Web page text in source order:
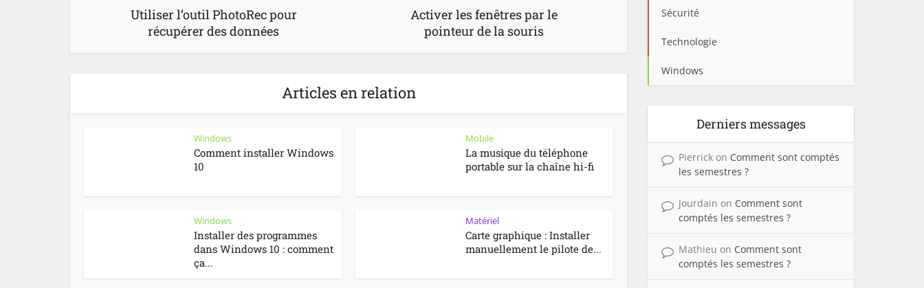
Utiliser l’outil PhotoRec pour
récupérer des données
Activer les fenêtres par le
pointeur de la souris
Articles en relation
Windows
Comment installer Windows
10
Mobile
La musique du téléphone
portable sur la chaîne hi-fi
Windows
Installer des programmes
dans Windows 10 : comment
ça...
Matériel
Carte graphique : Installer
manuellement le pilote de...
Sécurité
Technologie
Windows
Derniers messages
Pierrick on Comment sont comptés
les semestres ?
Jourdain on Comment sont
comptés les semestres ?
Mathieu on Comment sont
comptés les semestres ?